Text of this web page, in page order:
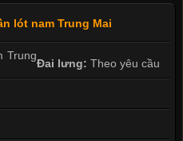
lót nam Trung Mai
Đai lưng: Theo yêu cầu